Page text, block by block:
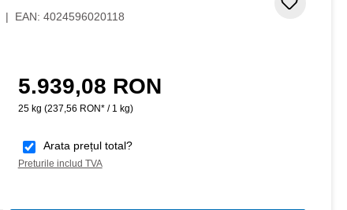
| EAN: 4024596020118
Preț obișnuit:
5.939,08 RON
25 kg (237,56 RON* / 1 kg)
Arata prețul total?
Preturile includ TVA